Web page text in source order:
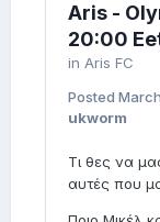
Aris -
20:00
in Aris FC
Posted
ukworm
Τι θες να
αυτές που